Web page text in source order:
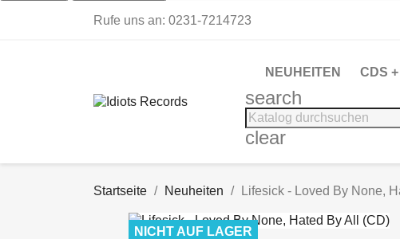
Rufe uns an: 0231-7214723
NEUHEITEN CDS
search
clear
Startseite Neuheiten Lifesick - Loved By None,
NICHT AUF LAGER